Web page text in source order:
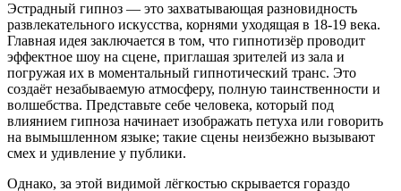
Эстрадный гипноз — это захватывающая разновидность
развлекательного искусства, корнями уходящая в 18-19 века.
Главная идея заключается в том, что гипнотизёр проводит
эффектное шоу на сцене, приглашая зрителей из зала и
погружая их в моментальный гипнотический транс. Это
создаёт незабываемую атмосферу, полную таинственности и
волшебства. Представьте себе человека, который под
влиянием гипноза начинает изображать петуха или говорить
на вымышленном языке; такие сцены неизбежно вызывают
смех и удивление у публики.
Однако, за этой видимой лёгкостью скрывается гораздо